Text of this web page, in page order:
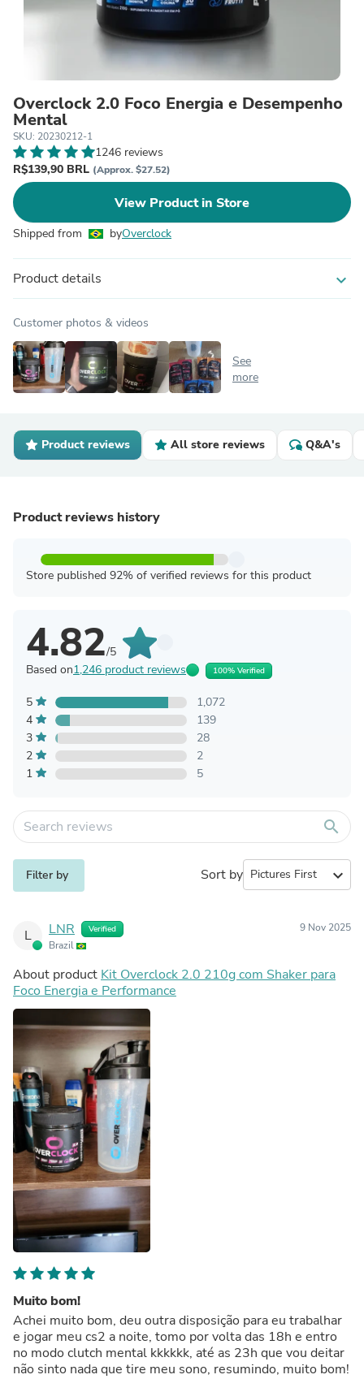
Overclock 2.0 Foco Energia e Desempenho
Mental
SKU: 20230212-1
1246 reviews
R$139,90 BRL (Approx. $27.52)
View Product in Store
Shipped from byOverclock
Product details expand_more
Customer photos & videos
See
more
Product reviews All store reviews Q&A's
Product reviews history
Store published 92% of verified reviews for this product
4.82/5
Based on1,246 product reviews 100% Verified
5
1,072
4
139
3
28
2
2
1
5
search
Filter by Sort by expand_more
L LNR Verified
Brazil
9 Nov 2025
About product Kit Overclock 2.0 210g com Shaker para
Foco Energia e Performance
Muito bom!
Achei muito bom, deu outra disposição para eu trabalhar
e jogar meu cs2 a noite, tomo por volta das 18h e entro
no modo clutch mental kkkkkk, até as 23h que vou deitar
não sinto nada que tire meu sono, resumindo, muito bom!